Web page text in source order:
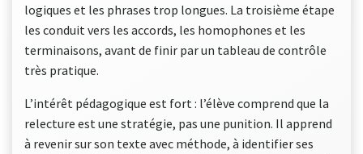
logiques et les phrases trop longues. La troisième étape
les conduit vers les accords, les homophones et les
terminaisons, avant de finir par un tableau de contrôle
très pratique.
L’intérêt pédagogique est fort : l’élève comprend que la
relecture est une stratégie, pas une punition. Il apprend
à revenir sur son texte avec méthode, à identifier ses